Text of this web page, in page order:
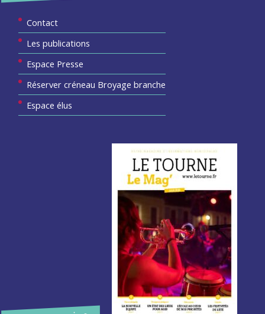
Contact
Les publications
Espace Presse
Réserver créneau Broyage branche
Espace élus